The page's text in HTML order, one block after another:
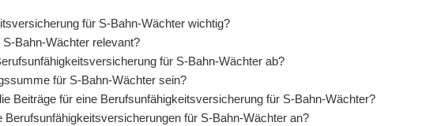
für S-Bahn-Wächter wichtig?
Bahn-Wächter relevant?
für S-Bahn-Wächter ab?
für S-Bahn-Wächter sein?
Beiträge für eine Berufsunfähigkeitsversicherung für S-Bahn-Wächter?
Berufsunfähigkeitsversicherungen für S-Bahn-Wächter an?